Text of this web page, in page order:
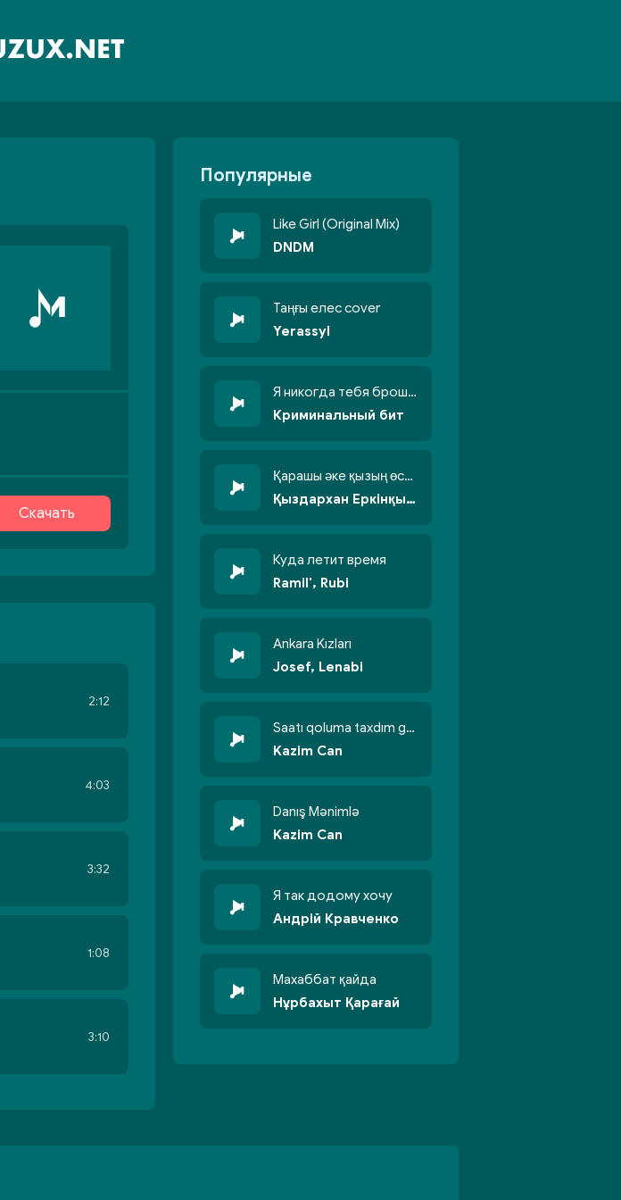
Скачать
2:12
4:03
3:32
1:08
3:10
Популярные
Like Girl (Original Mix)
DNDM
Таңғы елес cover
Yerassyl
Я никогда тебя брошу никогда не кину
Криминальный бит
Қарашы әке қызың өсті бойжеттіп
Қыздархан Еркінқызы
Куда летит время
Ramil', Rubi
Ankara Kızları
Josef, Lenabi
Saatı qoluma taxdım göyün üzünə qalxdım
Kazim Can
Danış Mənimlə
Kazim Can
Я так додому хочу
Андрій Кравченко
Махаббат қайда
Нұрбахыт Қарағай